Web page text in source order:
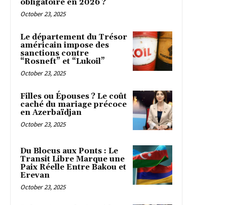
obligatoire en 2026 ?
October 23, 2025
Le département du Trésor
américain impose des
sanctions contre
“Rosneft” et “Lukoil”
October 23, 2025
Filles ou Épouses ? Le coût
caché du mariage précoce
en Azerbaïdjan
October 23, 2025
Du Blocus aux Ponts : Le
Transit Libre Marque une
Paix Réelle Entre Bakou et
Erevan
October 23, 2025